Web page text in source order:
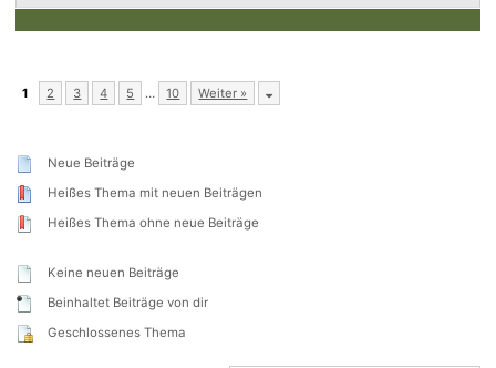
1 2 3 4 5 … 10 Weiter »
Neue Beiträge
Heißes Thema mit neuen Beiträgen
Heißes Thema ohne neue Beiträge
Keine neuen Beiträge
Beinhaltet Beiträge von dir
Geschlossenes Thema